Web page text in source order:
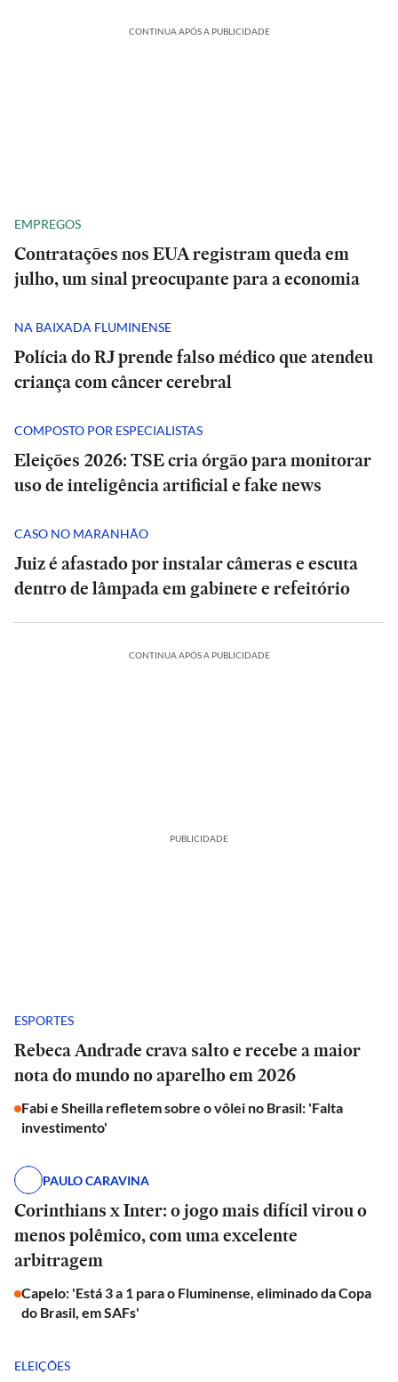
CONTINUA APÓS A PUBLICIDADE
EMPREGOS
Contratações nos EUA registram queda em
julho, um sinal preocupante para a economia
NA BAIXADA FLUMINENSE
Polícia do RJ prende falso médico que atendeu
criança com câncer cerebral
COMPOSTO POR ESPECIALISTAS
Eleições 2026: TSE cria órgão para monitorar
uso de inteligência artificial e fake news
CASO NO MARANHÃO
Juiz é afastado por instalar câmeras e escuta
dentro de lâmpada em gabinete e refeitório
CONTINUA APÓS A PUBLICIDADE
PUBLICIDADE
ESPORTES
Rebeca Andrade crava salto e recebe a maior
nota do mundo no aparelho em 2026
Fabi e Sheilla refletem sobre o vôlei no Brasil: 'Falta
investimento'
PAULO CARAVINA
Corinthians x Inter: o jogo mais difícil virou o
menos polêmico, com uma excelente
arbitragem
Capelo: 'Está 3 a 1 para o Fluminense, eliminado da Copa
do Brasil, em SAFs'
ELEIÇÕES